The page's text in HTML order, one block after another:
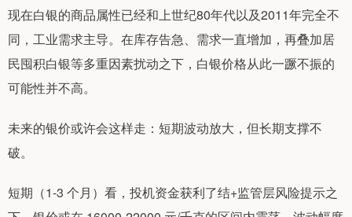
现在白银的商品属性已经和上世纪80年代以及2011年完全不
同，工业需求主导。在库存告急、需求一直增加，再叠加居
民囤积白银等多重因素扰动之下，白银价格从此一蹶不振的
可能性并不高。
未来的银价或许会这样走：短期波动放大，但长期支撑不
破。
短期（1-3 个月）看，投机资金获利了结+监管层风险提示之